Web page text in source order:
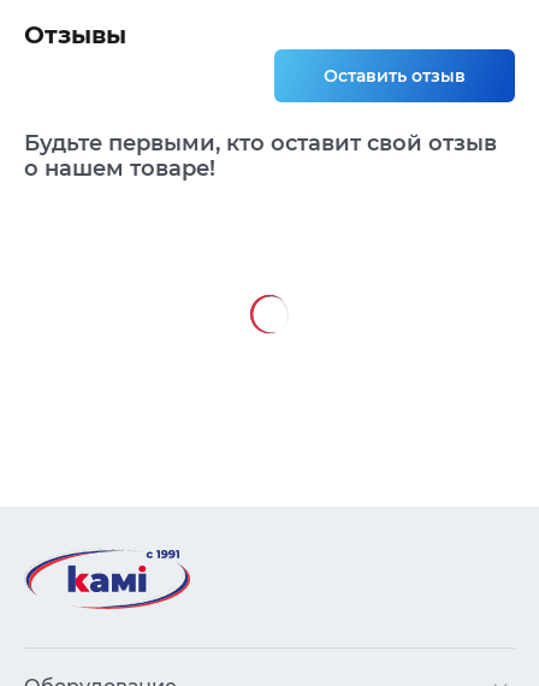
Отзывы
Оставить отзыв
Будьте первыми, кто оставит свой отзыв
о нашем товаре!